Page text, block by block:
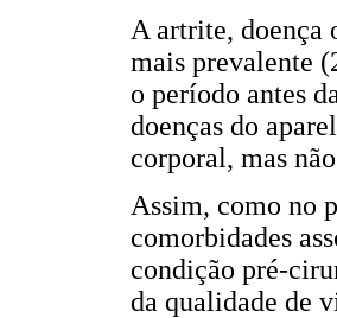
A artrite, doença
mais prevalente
o período antes
doenças do
corporal, mas
Assim, como no
comorbidades
condição pré-
da qualidade de